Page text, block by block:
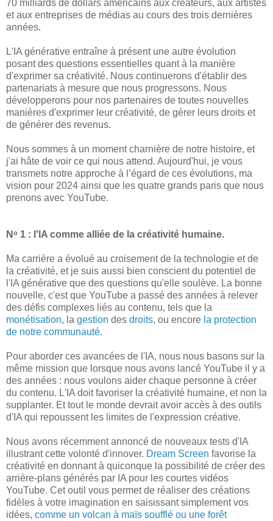
70 milliards de dollars américains aux créateurs, aux artistes
et aux entreprises de médias au cours des trois dernières
années.
L'IA générative entraîne à présent une autre évolution
posant des questions essentielles quant à la manière
d'exprimer sa créativité. Nous continuerons d'établir des
partenariats à mesure que nous progressons. Nous
développerons pour nos partenaires de toutes nouvelles
manières d'exprimer leur créativité, de gérer leurs droits et
de générer des revenus.
Nous sommes à un moment charnière de notre histoire, et
j'ai hâte de voir ce qui nous attend. Aujourd'hui, je vous
transmets notre approche à l’égard de ces évolutions, ma
vision pour 2024 ainsi que les quatre grands paris que nous
prenons avec YouTube.
Nᵒ 1 : l'IA comme alliée de la créativité humaine.
Ma carrière a évolué au croisement de la technologie et de
la créativité, et je suis aussi bien conscient du potentiel de
l'IA générative que des questions qu'elle soulève. La bonne
nouvelle, c'est que YouTube a passé des années à relever
des défis complexes liés au contenu, tels que la
monétisation, la gestion des droits, ou encore la protection
de notre communauté.
Pour aborder ces avancées de l'IA, nous nous basons sur la
même mission que lorsque nous avons lancé YouTube il y a
des années : nous voulons aider chaque personne à créer
du contenu. L'IA doit favoriser la créativité humaine, et non la
supplanter. Et tout le monde devrait avoir accès à des outils
d'IA qui repoussent les limites de l'expression créative.
Nous avons récemment annoncé de nouveaux tests d'IA
illustrant cette volonté d'innover. Dream Screen favorise la
créativité en donnant à quiconque la possibilité de créer des
arrière-plans générés par IA pour les courtes vidéos
YouTube. Cet outil vous permet de réaliser des créations
fidèles à votre imagination en saisissant simplement vos
idées, comme un volcan à maïs soufflé ou une forêt